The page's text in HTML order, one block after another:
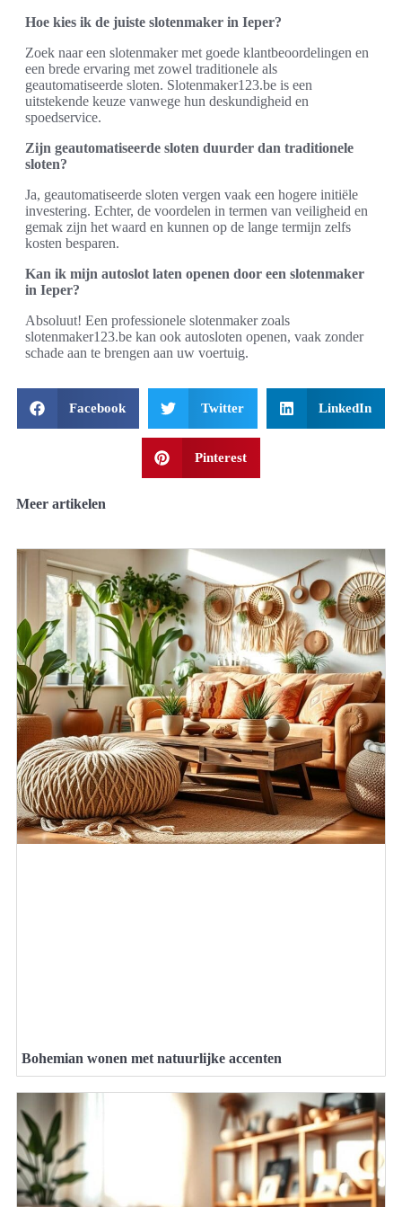
Hoe kies ik de juiste slotenmaker in Ieper?
Zoek naar een slotenmaker met goede klantbeoordelingen en
een brede ervaring met zowel traditionele als
geautomatiseerde sloten. Slotenmaker123.be is een
uitstekende keuze vanwege hun deskundigheid en
spoedservice.
Zijn geautomatiseerde sloten duurder dan traditionele
sloten?
Ja, geautomatiseerde sloten vergen vaak een hogere initiële
investering. Echter, de voordelen in termen van veiligheid en
gemak zijn het waard en kunnen op de lange termijn zelfs
kosten besparen.
Kan ik mijn autoslot laten openen door een slotenmaker
in Ieper?
Absoluut! Een professionele slotenmaker zoals
slotenmaker123.be kan ook autosloten openen, vaak zonder
schade aan te brengen aan uw voertuig.
Facebook Twitter LinkedIn
Pinterest
Meer artikelen
Bohemian wonen met natuurlijke accenten